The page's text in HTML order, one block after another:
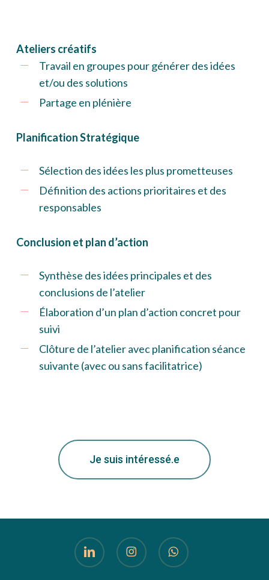
Ateliers créatifs
Travail en groupes pour générer des idées
et/ou des solutions
Partage en plénière
Planification Stratégique
Sélection des idées les plus prometteuses
Définition des actions prioritaires et des
responsables
Conclusion et plan d’action
Synthèse des idées principales et des
conclusions de l’atelier
Élaboration d’un plan d’action concret pour
suivi
Clôture de l’atelier avec planification séance
suivante (avec ou sans facilitatrice)
Je suis intéressé.e
linkedin instagram whatsapp